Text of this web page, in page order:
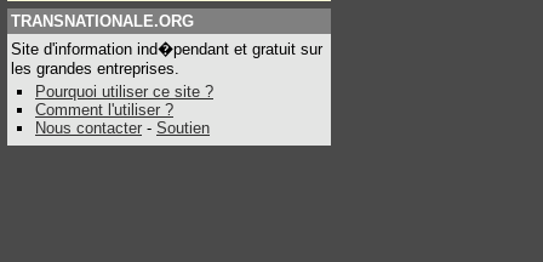
TRANSNATIONALE.ORG
Site d'information ind�pendant et gratuit sur
les grandes entreprises.
Pourquoi utiliser ce site ?
Comment l'utiliser ?
Nous contacter - Soutien